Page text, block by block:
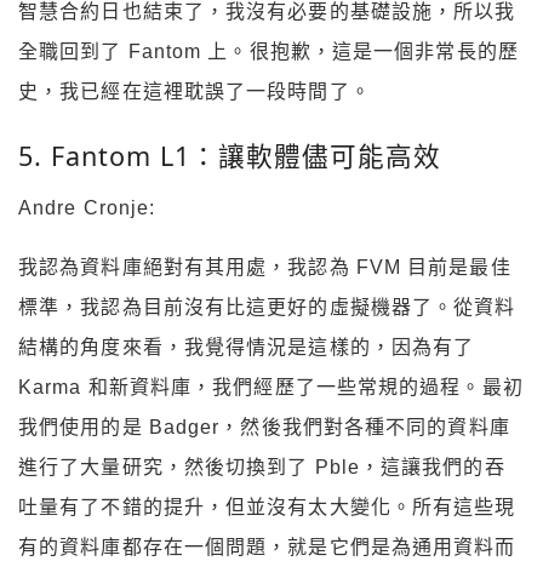
智慧合約日也結束了，我沒有必要的基礎設施，所以我
全職回到了 Fantom 上。很抱歉，這是一個非常長的歷
史，我已經在這裡耽誤了一段時間了。
5. Fantom L1：讓軟體儘可能高效
Andre Cronje:
我認為資料庫絕對有其用處，我認為 FVM 目前是最佳
標準，我認為目前沒有比這更好的虛擬機器了。從資料
結構的角度來看，我覺得情況是這樣的，因為有了
Karma 和新資料庫，我們經歷了一些常規的過程。最初
我們使用的是 Badger，然後我們對各種不同的資料庫
進行了大量研究，然後切換到了 Pble，這讓我們的吞
吐量有了不錯的提升，但並沒有太大變化。所有這些現
有的資料庫都存在一個問題，就是它們是為通用資料而